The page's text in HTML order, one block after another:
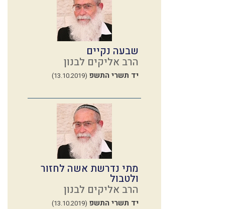
שבעה נקיים
הרב אליקים לבנון
יד תשרי התשפ (13.10.2019)
מתי נדרשת אשה לחזור
ולטבול
הרב אליקים לבנון
יד תשרי התשפ (13.10.2019)